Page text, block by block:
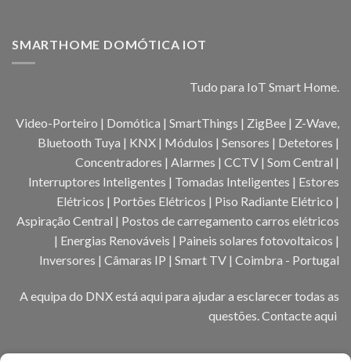
SMARTHOME DOMÓTICA IOT
Tudo para IoT Smart Home.
Video-Porteiro | Domótica | SmartThings | ZigBee | Z-Wave,
Bluetooth Tuya | KNX | Módulos | Sensores | Detetores |
Concentradores | Alarmes | CCTV | Som Central |
Interruptores Inteligentes | Tomadas Inteligentes | Estores
Elétricos | Portões Elétricos | Piso Radiante Elétrico |
Aspiração Central | Postos de carregamento carros elétricos
| Energias Renováveis | Paineis solares fotovoltaicos |
Inversores | Câmaras IP | Smart TV | Coimbra - Portugal
A equipa do DNX está aqui para ajudar a esclarecer todas as
questões.Contacte aqui